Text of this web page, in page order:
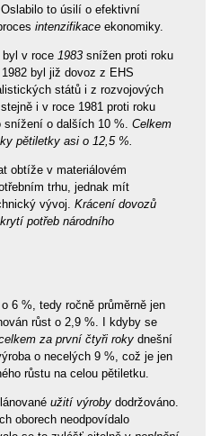
to úsilí o efektivní
intenzifikaceekonomiky.
v roce 1983snížen proti roku
byl již dovoz z EHS
států i z rozvojových
i v roce 1981 proti roku
snížení o dalších 10 %. Celkem
pětiletky asi o 12,5 %.
obtíže v materiálovém
trhu, jednak mít
vývoj. Krácení dovozů
potřeb národního
6 %, tedy ročně průměrně jen
růst o 2,9 %. I kdyby se
za první čtyři rokydnešní
o necelých 9 %, což je jen
růstu na celou pětiletku.
užití výrobydodržováno.
oborech neodpovídalo